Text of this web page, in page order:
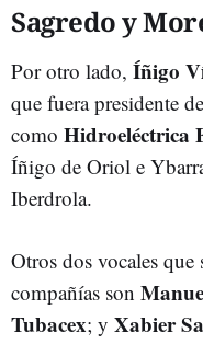
Sagredo y
Por otro lado, Íñigo
que fuera presidente
como Hidroeléctrica
Íñigo de Oriol e
Iberdrola.
Otros dos vocales que
compañías son
Tubacex; y Xabier